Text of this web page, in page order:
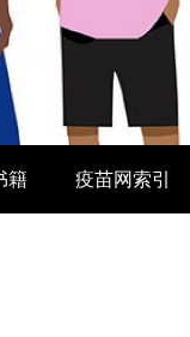
籍 疫苗网索引